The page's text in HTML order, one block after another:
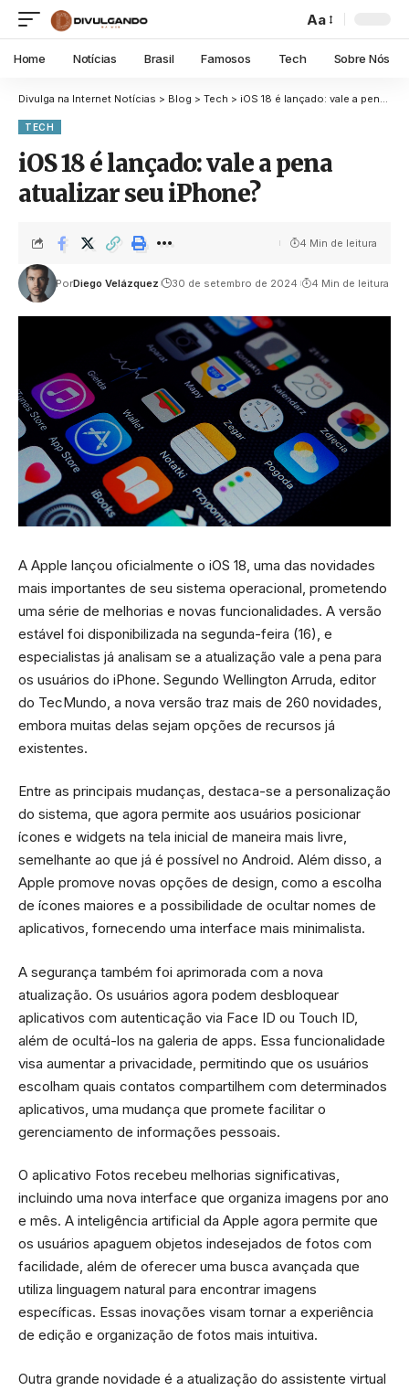
Aa
Home Notícias Brasil Famosos Tech Sobre Nós
Divulga na Internet Notícias > Blog > Tech > iOS 18 é lançado: vale a pena atualizar seu iPhone?
TECH
iOS 18 é lançado: vale a pena
atualizar seu iPhone?
PorDiego Velázquez 30 de setembro de 2024 4 Min de leitura
4 Min de leitura
A Apple lançou oficialmente o iOS 18, uma das novidades
mais importantes de seu sistema operacional, prometendo
uma série de melhorias e novas funcionalidades. A versão
estável foi disponibilizada na segunda-feira (16), e
especialistas já analisam se a atualização vale a pena para
os usuários do iPhone. Segundo Wellington Arruda, editor
do TecMundo, a nova versão traz mais de 260 novidades,
embora muitas delas sejam opções de recursos já
existentes.
Entre as principais mudanças, destaca-se a personalização
do sistema, que agora permite aos usuários posicionar
ícones e widgets na tela inicial de maneira mais livre,
semelhante ao que já é possível no Android. Além disso, a
Apple promove novas opções de design, como a escolha
de ícones maiores e a possibilidade de ocultar nomes de
aplicativos, fornecendo uma interface mais minimalista.
A segurança também foi aprimorada com a nova
atualização. Os usuários agora podem desbloquear
aplicativos com autenticação via Face ID ou Touch ID,
além de ocultá-los na galeria de apps. Essa funcionalidade
visa aumentar a privacidade, permitindo que os usuários
escolham quais contatos compartilhem com determinados
aplicativos, uma mudança que promete facilitar o
gerenciamento de informações pessoais.
O aplicativo Fotos recebeu melhorias significativas,
incluindo uma nova interface que organiza imagens por ano
e mês. A inteligência artificial da Apple agora permite que
os usuários apaguem objetos indesejados de fotos com
facilidade, além de oferecer uma busca avançada que
utiliza linguagem natural para encontrar imagens
específicas. Essas inovações visam tornar a experiência
de edição e organização de fotos mais intuitiva.
Outra grande novidade é a atualização do assistente virtual